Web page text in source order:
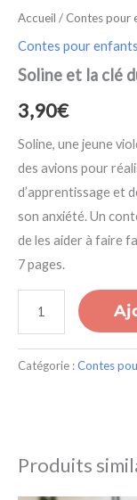
Accueil / Contes pour
Contes pour enfants
Soline et la clé
3,90€
Soline, une jeune
des avions pour
d’apprentissage et
son anxiété. Un
de les aider à faire
7 pages.
Catégorie :Contes
Produits